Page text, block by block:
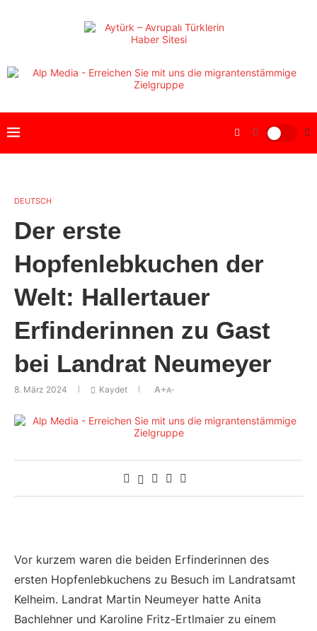
DEUTSCH
Der erste
Hopfenlebkuchen der
Welt: Hallertauer
Erfinderinnen zu Gast
bei Landrat Neumeyer
8. März 2024 Kaydet A+A-
Vor kurzem waren die beiden Erfinderinnen des
ersten Hopfenlebkuchens zu Besuch im Landratsamt
Kelheim. Landrat Martin Neumeyer hatte Anita
Bachlehner und Karoline Fritz-Ertlmaier zu einem